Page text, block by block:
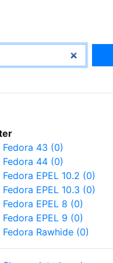
Fedora 43 (0)
Fedora 44 (0)
Fedora EPEL 10.2 (0)
Fedora EPEL 10.3 (0)
Fedora EPEL 8 (0)
Fedora EPEL 9 (0)
Fedora Rawhide (0)